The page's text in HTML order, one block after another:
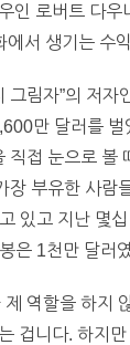
인 로버트 다
서 생기는 수
그림자”의 저
만 달러를
직접 눈으로
장 부유한 사
있고 지난 몇
은 1천만 달러
역할을 하지
겁니다. 하지